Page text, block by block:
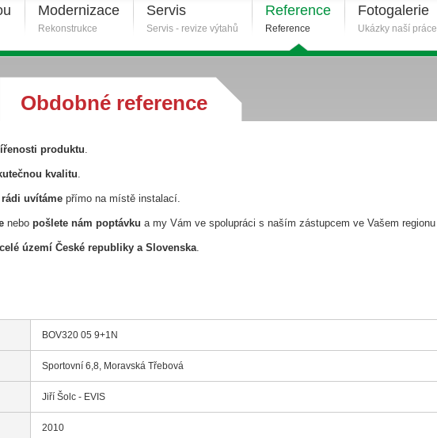
Modernizace
Rekonstrukce
Servis
Servis - revize výtahů
Reference
Reference
Fotogalerie
Ukázky naší práce
Obdobné reference
produktu.
kvalitu.
rádi uvítáme přímo na místě instalací.
nebo pošlete nám poptávku a my Vám ve spolupráci s naším zástupcem ve Vašem regionu
území České republiky a Slovenska.
BOV320 05 9+1N
Sportovní 6,8, Moravská Třebová
Jiří Šolc - EVIS
2010